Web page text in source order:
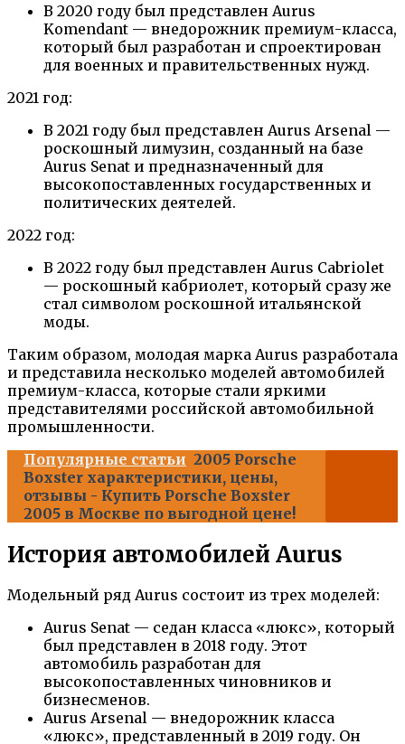
В 2020 году был представлен Aurus
Komendant — внедорожник премиум-класса,
который был разработан и спроектирован
для военных и правительственных нужд.
2021 год:
В 2021 году был представлен Aurus Arsenal —
роскошный лимузин, созданный на базе
Aurus Senat и предназначенный для
высокопоставленных государственных и
политических деятелей.
2022 год:
В 2022 году был представлен Aurus Cabriolet
— роскошный кабриолет, который сразу же
стал символом роскошной итальянской
моды.
Таким образом, молодая марка Aurus разработала
и представила несколько моделей автомобилей
премиум-класса, которые стали яркими
представителями российской автомобильной
промышленности.
Популярные статьи 2005 Porsche
Boxster характеристики, цены,
отзывы - Купить Porsche Boxster
2005 в Москве по выгодной цене!
История автомобилей Aurus
Модельный ряд Aurus состоит из трех моделей:
Aurus Senat — седан класса «люкс», который
был представлен в 2018 году. Этот
автомобиль разработан для
высокопоставленных чиновников и
бизнесменов.
Aurus Arsenal — внедорожник класса
«люкс», представленный в 2019 году. Он